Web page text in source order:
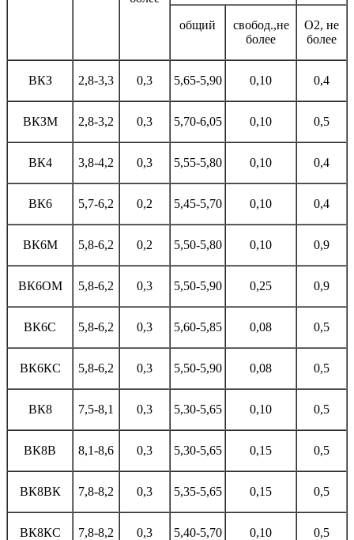
общий
свобод.,не
более
О2, не
более
ВКЗ 2,8-3,3 0,3 5,65-5,90 0,10 0,4
ВКЗМ 2,8-3,2 0,3 5,70-6,05 0,10 0,5
ВК4 3,8-4,2 0,3 5,55-5,80 0,10 0,4
ВК6 5,7-6,2 0,2 5,45-5,70 0,10 0,4
ВК6М 5,8-6,2 0,2 5,50-5,80 0,10 0,9
ВК6ОМ 5,8-6,2 0,3 5,50-5,90 0,25 0,9
ВК6С 5,8-6,2 0,3 5,60-5,85 0,08 0,5
ВК6КС 5,8-6,2 0,3 5,50-5,90 0,08 0,5
ВК8 7,5-8,1 0,3 5,30-5,65 0,10 0,5
ВК8В 8,1-8,6 0,3 5,30-5,65 0,15 0,5
ВК8ВК 7,8-8,2 0,3 5,35-5,65 0,15 0,5
ВК8КС 7,8-8,2 0,3 5,40-5,70 0,10 0,5